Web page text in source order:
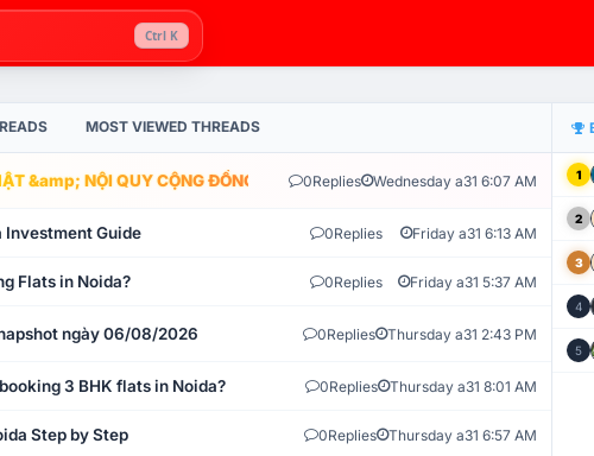
Ctrl K
MOST VIEWED THREADS
&amp; NỘI QUY CỘNG ĐỒNG VLIKE.VN: HỆ THỐNG GIÁM SÁT TỰ
0Replies Wednesday a31 6:07 AM
Investment Guide 0Replies Friday a31 6:13 AM
Flats in Noida? 0Replies Friday a31 5:37 AM
ngày 06/08/2026 0Replies Thursday a31 2:43 PM
3 BHK flats in Noida? 0Replies Thursday a31 8:01 AM
Step by Step 0Replies Thursday a31 6:57 AM
1
2
3
4
5